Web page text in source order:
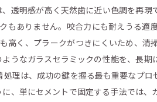
透明感が高く天然歯に近い色調を再
もありません。咬合力にも耐えうる適
高く、プラークがつきにくいため、清
うなガラスセラミックの性能を、長
理は、成功の鍵を握る最も重要なプ
、単にセメントで固定する手法では